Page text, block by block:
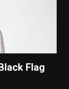
Flag